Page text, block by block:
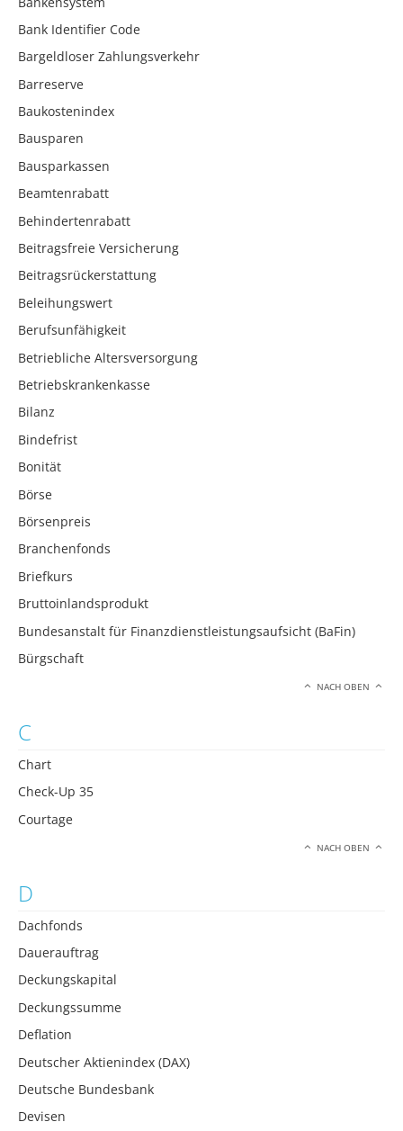
Bank Identifier Code
Bargeldloser Zahlungsverkehr
Barreserve
Baukostenindex
Bausparen
Bausparkassen
Beamtenrabatt
Behindertenrabatt
Beitragsfreie Versicherung
Beitragsrückerstattung
Beleihungswert
Berufsunfähigkeit
Betriebliche Altersversorgung
Betriebskrankenkasse
Bilanz
Bindefrist
Bonität
Börse
Börsenpreis
Branchenfonds
Briefkurs
Bruttoinlandsprodukt
Bundesanstalt für Finanzdienstleistungsaufsicht (BaFin)
Bürgschaft
NACH OBEN
C
Chart
Check-Up 35
Courtage
NACH OBEN
D
Dachfonds
Dauerauftrag
Deckungskapital
Deckungssumme
Deflation
Deutscher Aktienindex (DAX)
Deutsche Bundesbank
Devisen